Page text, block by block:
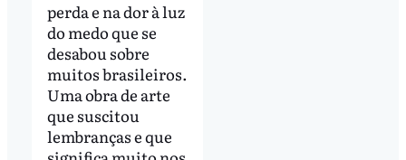
perda e na dor à luz
do medo que se
desabou sobre
muitos brasileiros.
Uma obra de arte
que suscitou
lembranças e que